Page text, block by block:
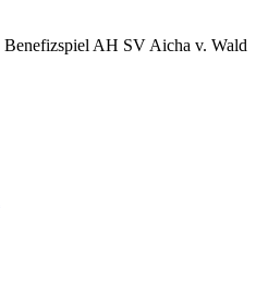
Benefizspiel AH SV Aicha v. Wald